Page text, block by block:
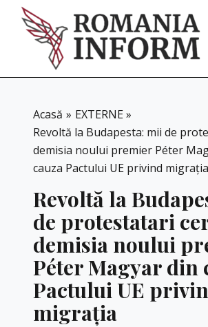
content
Acasă
EXTERNE
Revoltă la Budapesta: mii de
demisia noului premier Péter
cauza Pactului UE privind migrația
Revoltă la
de protestatari
demisia noului
Péter Magyar din
Pactului UE
migrația